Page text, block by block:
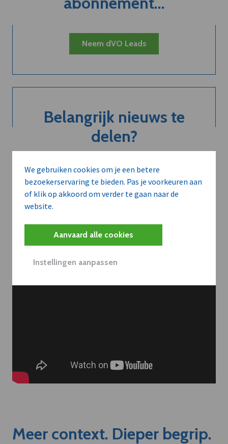
We gebruiken cookies om je een betere
bezoekerservaring te bieden. Pas je voorkeuren aan
of klik op akkoord om verder te gaan naar de
website.
Aanvaard alle cookies
Instellingen aanpassen
Neem dVO Leads
Belangrijk nieuws te
delen?
Contacteer onze redactie
Meer context. Dieper begrip.